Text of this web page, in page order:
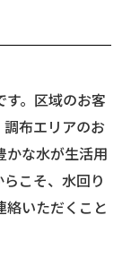
。区域のお客
布エリアのお
かな水が生活用
こそ、水回り
絡いただくこと